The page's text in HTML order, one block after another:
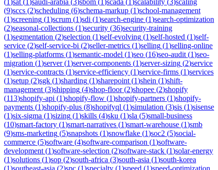
(9)sccs (2)scheduling (6)schema-markup (1)school-management
(1)screening (1)scrum (1)sdi (1)search-engine (1)search-optimization
(2)seasonal-collections (1)security (36)security-training
(1)segmentation (2)selection (1)self-evolving (1)self-hosted (1)self-
service (2)self-service-bi (2)seller-metrics (1)selling (1)selling-online
(1)selling-platforms (1)semantic-model (1)seo (16)seo-audit (1)seo-
migration (1)server(1)server-components (1)server-sizing (2)service
(1)service-contracts (1)service-efficiency (1)service-firms (1)services
(1)setup (2)sgk (1)sharding (1)sharepoint (1)shein (1)shift-
management (3)shipping (4)shop-floor(2)shopee (2)shopify
(113)shopify-api (1)shopify-flow (1)shopify-partners (1)shopify-
payments (1)shopify-plus (8)shopifyql (1)simulation (3)sis (1)sisense
(1)six-sigma (1)sizing (1)skills (4)sku (1)sla (5)small-business
(10)smart-factory (1)smart-narratives (1)smart-warehouse (1)smb
(9)sms-marketing (5)snapshots (1)snowflake (1)soc2 (5)social-
commerce (5)software (4)software-comparison (1)software-
development (1)software-selection (2)software-stack (1)solar-energy
(1)solutions (1)sop (2)south-africa (3)south-asia (1)south-korea
(1)southeast-asia (2)spc (1)specialty (1)speed (1)speed-optimization